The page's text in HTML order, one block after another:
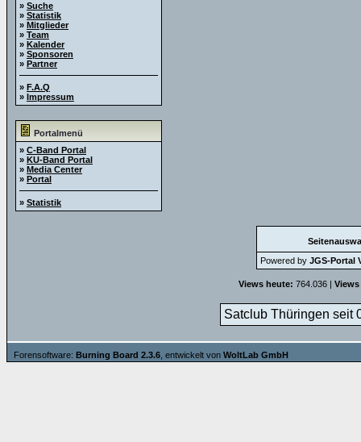
» Suche
» Statistik
» Mitglieder
» Team
» Kalender
» Sponsoren
» Partner
» F.A.Q
» Impressum
Portalmenü
» C-Band Portal
» KU-Band Portal
» Media Center
» Portal
» Statistik
Powered by JGS-Portal
Views heute: 764.036 |
Satclub Thüringen seit
Forensoftware: Burning Board 2.3.6 , entwickelt von WoltLab GmbH